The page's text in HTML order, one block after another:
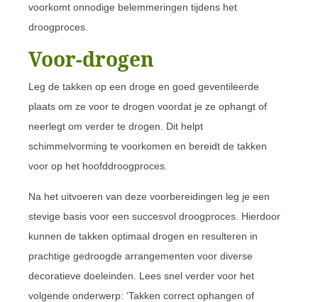
voorkomt onnodige belemmeringen tijdens het
droogproces.
Voor-drogen
Leg de takken op een droge en goed geventileerde
plaats om ze voor te drogen voordat je ze ophangt of
neerlegt om verder te drogen. Dit helpt
schimmelvorming te voorkomen en bereidt de takken
voor op het hoofddroogproces.
Na het uitvoeren van deze voorbereidingen leg je een
stevige basis voor een succesvol droogproces. Hierdoor
kunnen de takken optimaal drogen en resulteren in
prachtige gedroogde arrangementen voor diverse
decoratieve doeleinden. Lees snel verder voor het
volgende onderwerp: ‘Takken correct ophangen of